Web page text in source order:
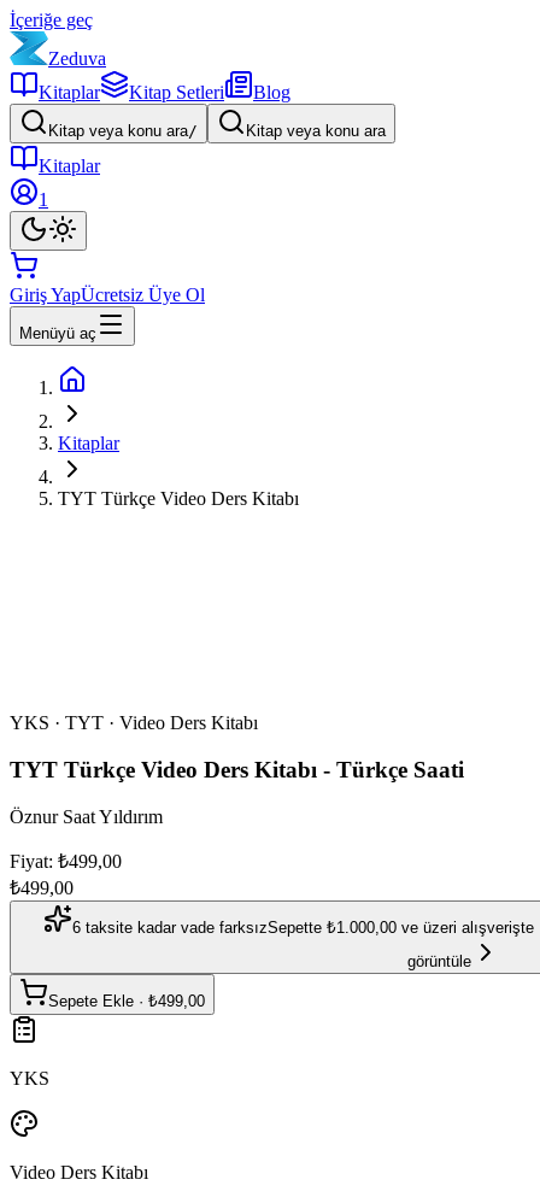
İçeriğe geç
Zeduva
Kitaplar
Kitap Setleri Blog
Kitap veya konu ara/ Kitap veya konu ara
Kitaplar
1
Giriş YapÜcretsiz Üye Ol
Menüyü aç
Kitaplar
TYT Türkçe Video Ders Kitabı
YKS · TYT · Video Ders Kitabı
TYT Türkçe Video Ders Kitabı - Türkçe Saati
Öznur Saat Yıldırım
Fiyat: ₺499,00
₺499,00
6 taksite kadar vade farksızSepette ₺1.000,00 ve üzeri alışverişte
görüntüle
Sepete Ekle · ₺499,00
YKS
Video Ders Kitabı